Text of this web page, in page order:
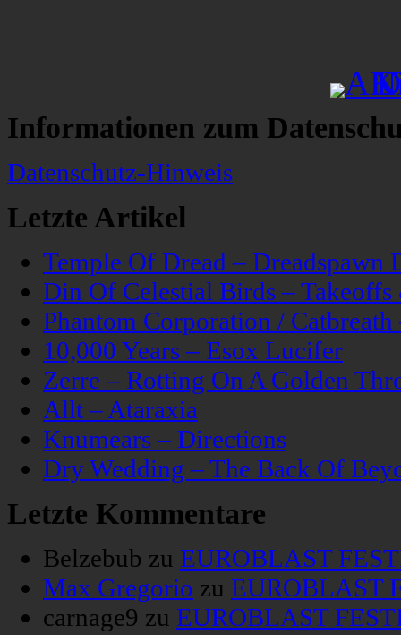
Informationen zum
Datenschutz-Hinweis
Letzte Artikel
Temple Of Dread – Dreadspawn
Din Of Celestial Birds –
Phantom Corporation /
10,000 Years – Esox Lucifer
Zerre – Rotting On A Golden
Allt – Ataraxia
Knumears – Directions
Dry Wedding – The Back Of
Letzte Kommentare
Belzebub zu EUROBLAST
Max Gregorio zu EUROBLAST
carnage9 zu EUROBLAST